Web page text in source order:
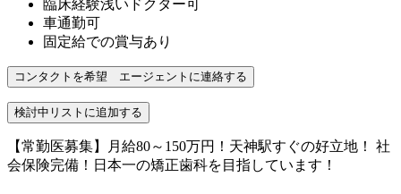
臨床経験浅いドクター可
車通勤可
固定給での賞与あり
【常勤医募集】月給80～150万円！天神駅すぐの好立地！ 社
会保険完備！日本一の矯正歯科を目指しています！